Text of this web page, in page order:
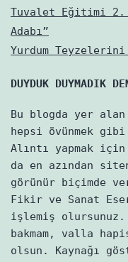
Tuvalet Eğitimi 2.
Adabı”
Yurdum Teyzelerini
DUYDUK DUYMADIK
Bu blogda yer
hepsi övünmek
Alıntı yapmak
da en azından
görünür biçimde
Fikir ve Sanat
işlemiş olursunuz.
bakmam, valla
olsun. Kaynağı